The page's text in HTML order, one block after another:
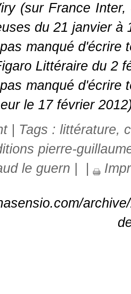
(sur France
du 21 janvier à
manqué d'écrire
Littéraire du 2
manqué d'écrire
le 17 février
| Tags : littérature,
pierre-
le guern